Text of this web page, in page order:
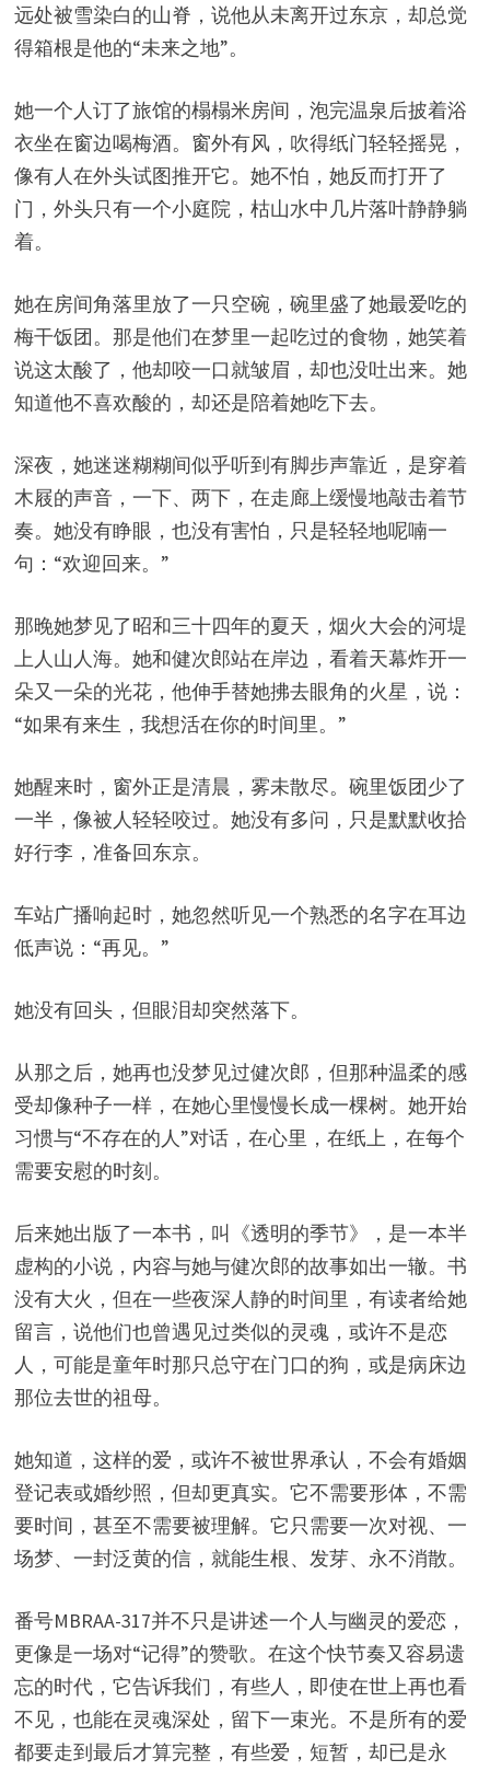
远处被雪染白的山脊，说他从未离开过东京，却总觉
得箱根是他的“未来之地”。
她一个人订了旅馆的榻榻米房间，泡完温泉后披着浴
衣坐在窗边喝梅酒。窗外有风，吹得纸门轻轻摇晃，
像有人在外头试图推开它。她不怕，她反而打开了
门，外头只有一个小庭院，枯山水中几片落叶静静躺
着。
她在房间角落里放了一只空碗，碗里盛了她最爱吃的
梅干饭团。那是他们在梦里一起吃过的食物，她笑着
说这太酸了，他却咬一口就皱眉，却也没吐出来。她
知道他不喜欢酸的，却还是陪着她吃下去。
深夜，她迷迷糊糊间似乎听到有脚步声靠近，是穿着
木屐的声音，一下、两下，在走廊上缓慢地敲击着节
奏。她没有睁眼，也没有害怕，只是轻轻地呢喃一
句：“欢迎回来。”
那晚她梦见了昭和三十四年的夏天，烟火大会的河堤
上人山人海。她和健次郎站在岸边，看着天幕炸开一
朵又一朵的光花，他伸手替她拂去眼角的火星，说：
“如果有来生，我想活在你的时间里。”
她醒来时，窗外正是清晨，雾未散尽。碗里饭团少了
一半，像被人轻轻咬过。她没有多问，只是默默收拾
好行李，准备回东京。
车站广播响起时，她忽然听见一个熟悉的名字在耳边
低声说：“再见。”
她没有回头，但眼泪却突然落下。
从那之后，她再也没梦见过健次郎，但那种温柔的感
受却像种子一样，在她心里慢慢长成一棵树。她开始
习惯与“不存在的人”对话，在心里，在纸上，在每个
需要安慰的时刻。
后来她出版了一本书，叫《透明的季节》，是一本半
虚构的小说，内容与她与健次郎的故事如出一辙。书
没有大火，但在一些夜深人静的时间里，有读者给她
留言，说他们也曾遇见过类似的灵魂，或许不是恋
人，可能是童年时那只总守在门口的狗，或是病床边
那位去世的祖母。
她知道，这样的爱，或许不被世界承认，不会有婚姻
登记表或婚纱照，但却更真实。它不需要形体，不需
要时间，甚至不需要被理解。它只需要一次对视、一
场梦、一封泛黄的信，就能生根、发芽、永不消散。
番号MBRAA-317并不只是讲述一个人与幽灵的爱恋，
更像是一场对“记得”的赞歌。在这个快节奏又容易遗
忘的时代，它告诉我们，有些人，即使在世上再也看
不见，也能在灵魂深处，留下一束光。不是所有的爱
都要走到最后才算完整，有些爱，短暂，却已是永